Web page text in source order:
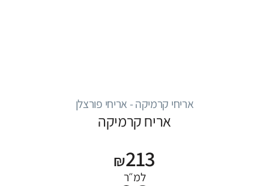
אריחי קרמיקה - אריחי פורצלן
אריח קרמיקה
₪213
למ״ר